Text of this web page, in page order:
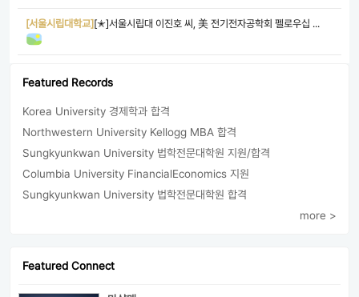
[서울시립대학교] [✭]서울시립대 이진호 씨, 美 전기전자공학회 펠로우십 ...
Featured Records
Korea University 경제학과 합격
Northwestern University Kellogg MBA 합격
Sungkyunkwan University 법학전문대학원 지원/합격
Columbia University FinancialEconomics 지원
Sungkyunkwan University 법학전문대학원 합격
more >
Featured Connect